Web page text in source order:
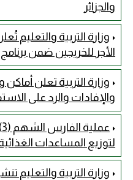
والجزائر
وزارة التربية
الأجر للخريجين ضمن
وزارة التربية تعلن
والإفادات والرد على
لتوزيع المساعدات
وزارة التربية والتعليم